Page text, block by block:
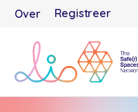
Over Registreer